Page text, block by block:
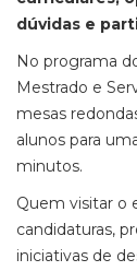
dúvidas e
No programa
Mestrado e
mesas
alunos para
minutos.
Quem visitar o
candidaturas,
iniciativas de